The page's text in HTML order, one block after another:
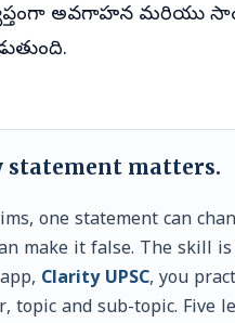
అవగాహన మరియు
statement matters.
one statement can
make it false. The skill
Clarity UPSC, you
topic and sub-topic. Five